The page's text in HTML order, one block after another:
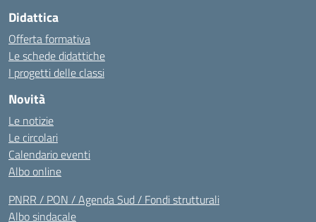
Didattica
Offerta formativa
Le schede didattiche
I progetti delle classi
Novità
Le notizie
Le circolari
Calendario eventi
Albo online
PNRR / PON / Agenda Sud / Fondi strutturali
Albo sindacale